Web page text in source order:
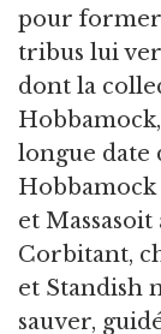
pour former
tribus lui
dont la
longue date
et
Corbitant,
et Standish
sauver,